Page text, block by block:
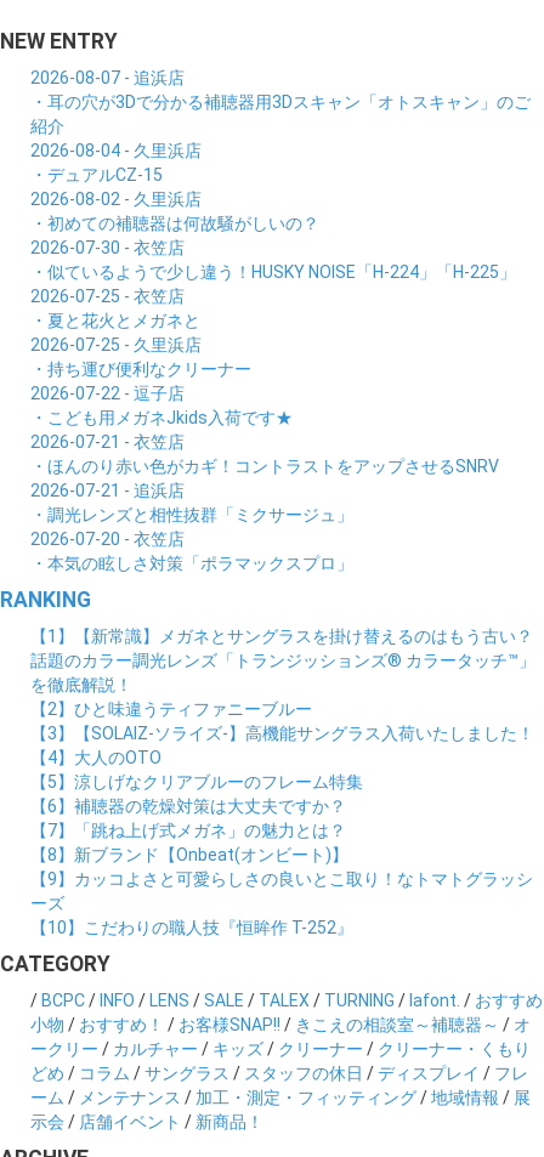
NEW ENTRY
2026-08-07 - 追浜店
・耳の穴が3Dで分かる補聴器用3Dスキャン「オトスキャン」のご
紹介
2026-08-04 - 久里浜店
・デュアルCZ-15
2026-08-02 - 久里浜店
・初めての補聴器は何故騒がしいの？
2026-07-30 - 衣笠店
・似ているようで少し違う！HUSKY NOISE「H-224」「H-225」
2026-07-25 - 衣笠店
・夏と花火とメガネと
2026-07-25 - 久里浜店
・持ち運び便利なクリーナー
2026-07-22 - 逗子店
・こども用メガネJkids入荷です★
2026-07-21 - 衣笠店
・ほんのり赤い色がカギ！コントラストをアップさせるSNRV
2026-07-21 - 追浜店
・調光レンズと相性抜群「ミクサージュ」
2026-07-20 - 衣笠店
・本気の眩しさ対策「ポラマックスプロ」
RANKING
【1】【新常識】メガネとサングラスを掛け替えるのはもう古い？
話題のカラー調光レンズ「トランジッションズ® カラータッチ™」
を徹底解説！
【2】ひと味違うティファニーブルー
【3】【SOLAIZ-ソライズ-】高機能サングラス入荷いたしました！
【4】大人のOTO
【5】涼しげなクリアブルーのフレーム特集
【6】補聴器の乾燥対策は大丈夫ですか？
【7】「跳ね上げ式メガネ」の魅力とは？
【8】新ブランド【Onbeat(オンビート)】
【9】カッコよさと可愛らしさの良いとこ取り！なトマトグラッシ
ーズ
【10】こだわりの職人技『恒眸作 T-252』
CATEGORY
/BCPC/INFO /LENS /SALE / TALEX / TURNING /lafont. / おすすめ
小物 / おすすめ！ / お客様SNAP!! / きこえの相談室～補聴器～ / オ
ークリー / カルチャー / キッズ/ クリーナー / クリーナー・くもり
どめ / コラム /サングラス / スタッフの休日 /ディスプレイ / フレ
ーム / メンテナンス / 加工・測定・フィッティング/地域情報 / 展
示会 / 店舗イベント / 新商品！